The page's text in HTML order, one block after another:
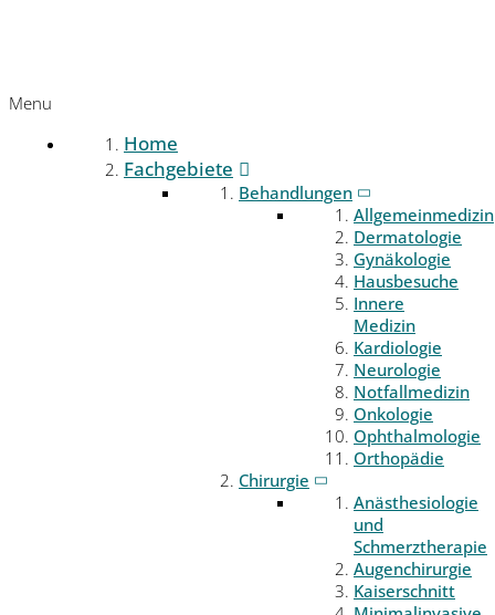
Menu
Home
Fachgebiete
Behandlungen
Allgemeinmedizin
Dermatologie
Gynäkologie
Hausbesuche
Innere
Medizin
Kardiologie
Neurologie
Notfallmedizin
Onkologie
Ophthalmologie
Orthopädie
Chirurgie
Anästhesiologie
und
Schmerztherapie
Augenchirurgie
Kaiserschnitt